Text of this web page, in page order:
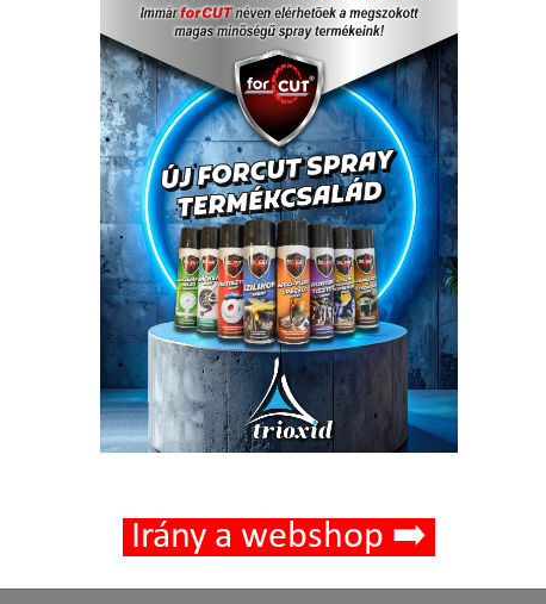
Bruttó ár:
Vissza a kategóriába:
Mennyiség
-
🟢 🛒 🚚
Cikkszám:
Kedvencek
Irány a webshop ➡️